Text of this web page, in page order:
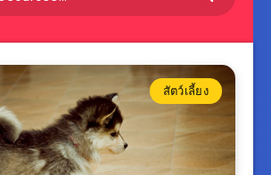
สัตว์เลี้ยง